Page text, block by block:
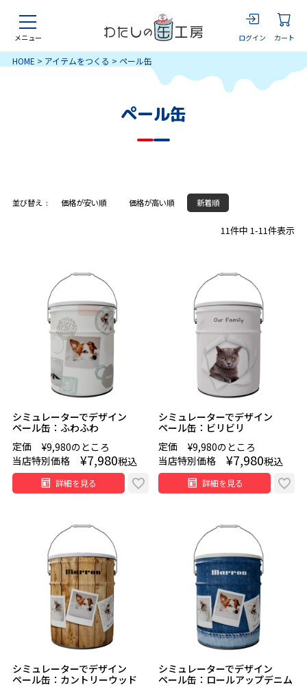
メニュー ログイン カート
HOME アイテムをつくる ペール缶
ペール缶
並び替え 価格が安い順 価格が高い順 新着順
11件中 1-11件表示
シミュレーターでデザイン
ペール缶：ふわふわ
定価
¥9,980のところ
当店特別価格
¥7,980税込
詳細を見る
シミュレーターでデザイン
ペール缶：ビリビリ
定価
¥9,980のところ
当店特別価格
¥7,980税込
詳細を見る
シミュレーターでデザイン
ペール缶：カントリーウッド
シミュレーターでデザイン
ペール缶：ロールアップデニム